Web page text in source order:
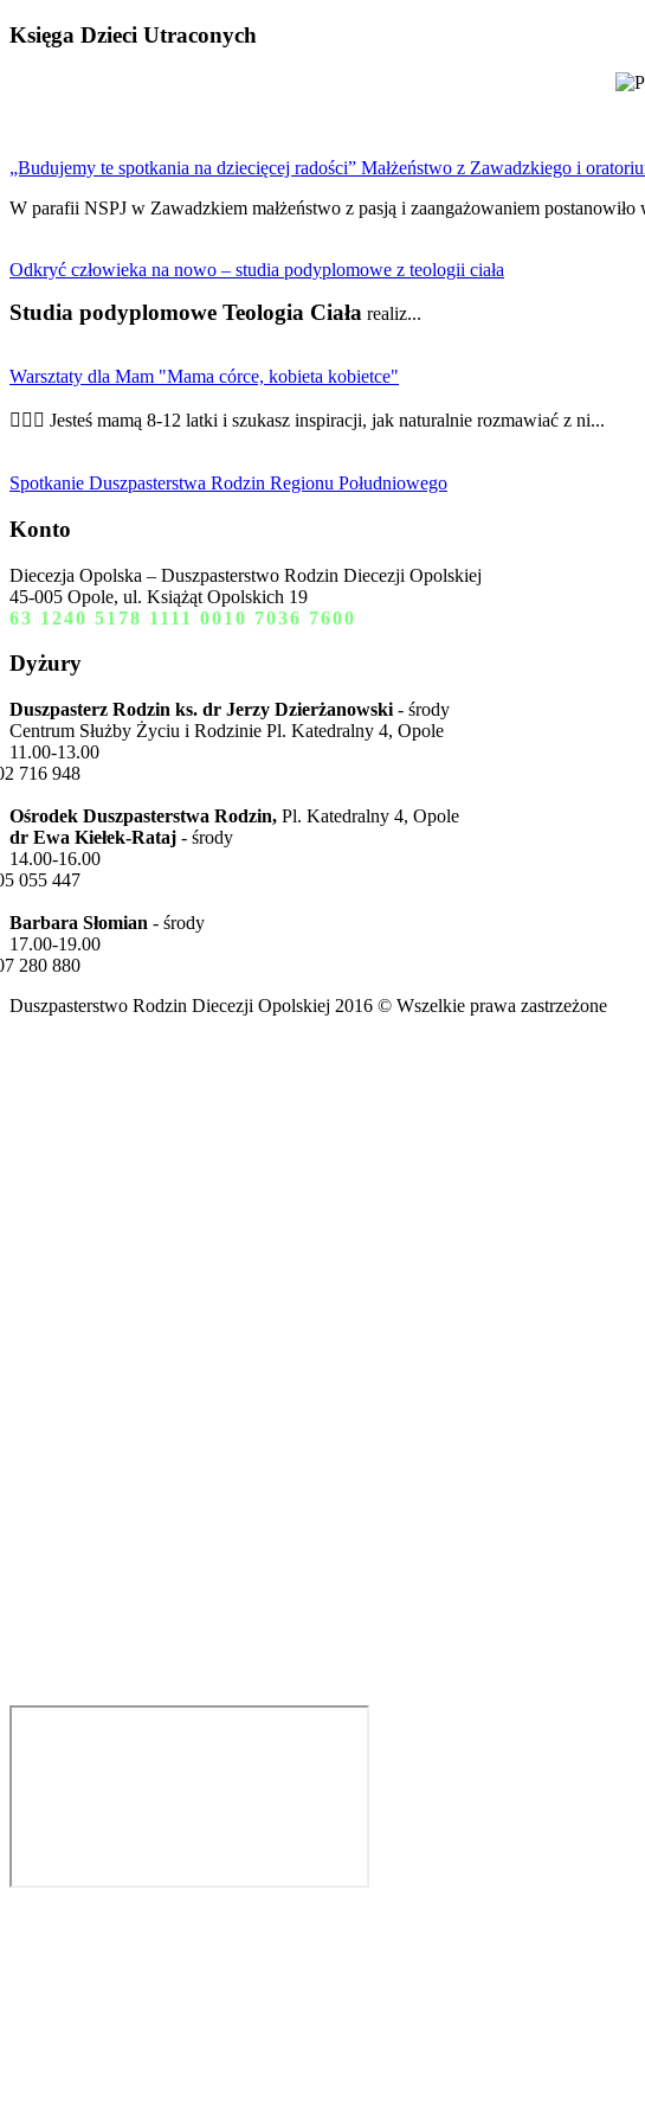
Księga Dzieci Utraconych
„Budujemy te spotkania na dziecięcej radości” Małżeństwo z Zawadzkiego i
W parafii NSPJ w Zawadzkiem małżeństwo z pasją i zaangażowaniem
Odkryć człowieka na nowo – studia podyplomowe z teologii ciała
Studia podyplomowe Teologia Ciała realiz...
Warsztaty dla Mam "Mama córce, kobieta kobietce"
👩‍❤️‍👩 Jesteś mamą 8-12 latki i szukasz inspiracji, jak naturalnie rozmawiać z ni...
Spotkanie Duszpasterstwa Rodzin Regionu Południowego
Konto
Diecezja Opolska – Duszpasterstwo Rodzin Diecezji Opolskiej
45-005 Opole, ul. Książąt Opolskich 19
63 1240 5178 1111 0010 7036 7600
Dyżury
Duszpasterz Rodzin ks. dr Jerzy Dzierżanowski - środy
Centrum Służby Życiu i Rodzinie Pl. Katedralny 4, Opole
11.00-13.00
716 948
Ośrodek Duszpasterstwa Rodzin, Pl. Katedralny 4, Opole
dr Ewa Kiełek-Rataj - środy
14.00-16.00
055 447
Barbara Słomian - środy
17.00-19.00
280 880
Duszpasterstwo Rodzin Diecezji Opolskiej 2016 © Wszelkie